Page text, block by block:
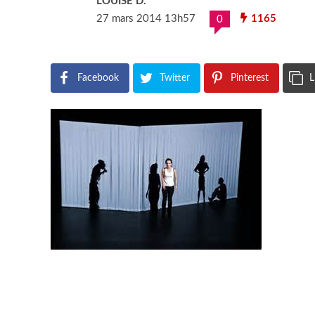
27 mars 2014 13h57
0 1165
Facebook Twitter Pinterest